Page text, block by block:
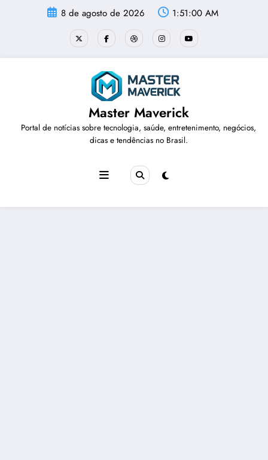
8 de agosto de 2026 1:51:01 AM
Master Maverick
Portal de notícias sobre tecnologia, saúde, entretenimento, negócios,
dicas e tendências no Brasil.